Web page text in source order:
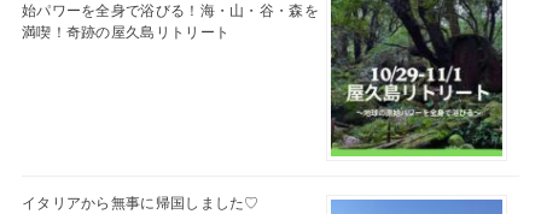
始パワーを全身で浴びる！海・山・谷・森を
満喫！奇跡の屋久島リトリート
イタリアから無事に帰国しました♡